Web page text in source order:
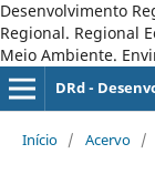
Desenvolvimento
Regional. Regional
Meio Ambiente.
DRd -
Início / Acervo /